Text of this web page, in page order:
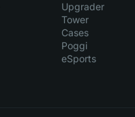
Upgrader
Tower
Cases
Poggi
eSports